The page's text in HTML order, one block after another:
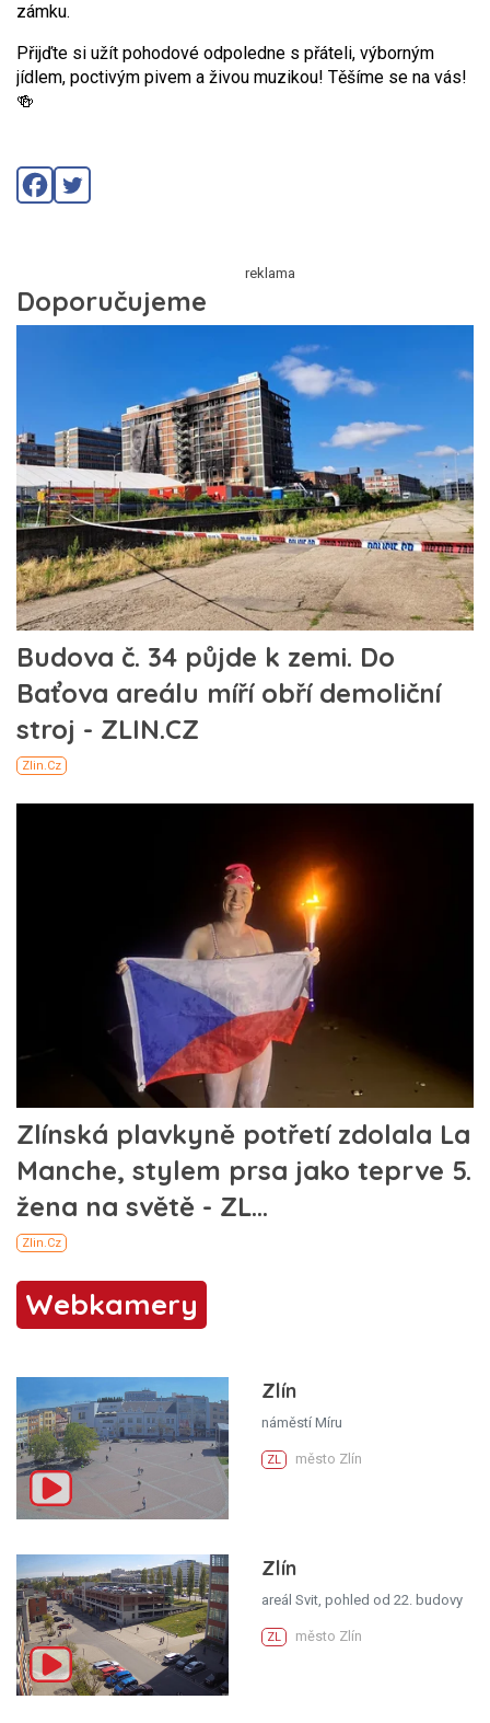
zámku.
Přijďte si užít pohodové odpoledne s přáteli, výborným
jídlem, poctivým pivem a živou muzikou! Těšíme se na vás!
🍻
Webkamery
Zlín
náměstí Míru
ZL město Zlín
Zlín
areál Svit, pohled od 22. budovy
ZL město Zlín